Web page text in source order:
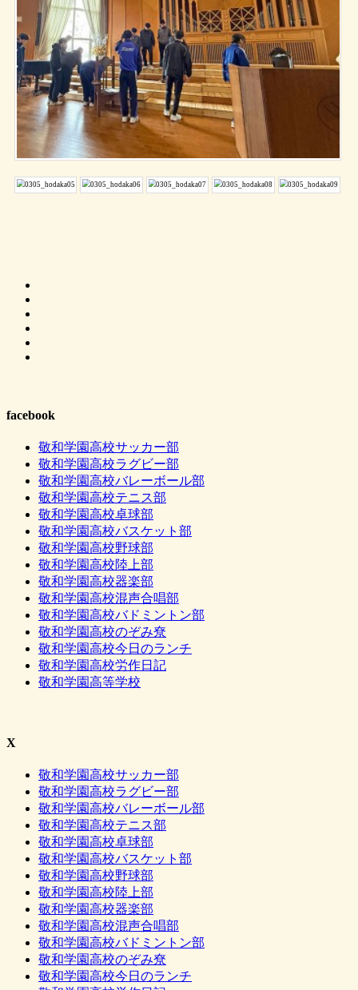
facebook
敬和学園高校サッカー部
敬和学園高校ラグビー部
敬和学園高校バレーボール部
敬和学園高校テニス部
敬和学園高校卓球部
敬和学園高校バスケット部
敬和学園高校野球部
敬和学園高校陸上部
敬和学園高校器楽部
敬和学園高校混声合唱部
敬和学園高校バドミントン部
敬和学園高校のぞみ尞
敬和学園高校今日のランチ
敬和学園高校労作日記
敬和学園高等学校
X
敬和学園高校サッカー部
敬和学園高校ラグビー部
敬和学園高校バレーボール部
敬和学園高校テニス部
敬和学園高校卓球部
敬和学園高校バスケット部
敬和学園高校野球部
敬和学園高校陸上部
敬和学園高校器楽部
敬和学園高校混声合唱部
敬和学園高校バドミントン部
敬和学園高校のぞみ尞
敬和学園高校今日のランチ